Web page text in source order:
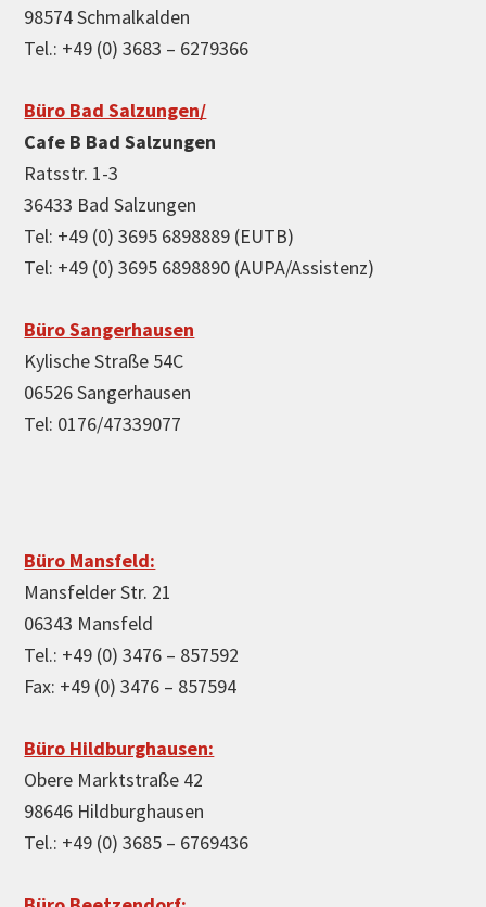
98574 Schmalkalden
Tel.: +49 (0) 3683 – 6279366
Büro Bad Salzungen/
Cafe B Bad Salzungen
Ratsstr. 1-3
36433 Bad Salzungen
Tel: +49 (0) 3695 6898889 (EUTB)
Tel: +49 (0) 3695 6898890 (AUPA/Assistenz)
Büro Sangerhausen
Kylische Straße 54C
06526 Sangerhausen
Tel: 0176/47339077
Büro Mansfeld:
Mansfelder Str. 21
06343 Mansfeld
Tel.: +49 (0) 3476 – 857592
Fax: +49 (0) 3476 – 857594
Büro Hildburghausen:
Obere Marktstraße 42
98646 Hildburghausen
Tel.: +49 (0) 3685 – 6769436